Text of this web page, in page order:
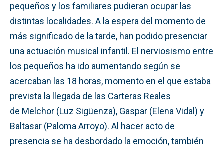
pequeños y los familiares pudieran ocupar las
distintas localidades. A la espera del momento de
más significado de la tarde, han podido presenciar
una actuación musical infantil. El nerviosismo entre
los pequeños ha ido aumentando según se
acercaban las 18 horas, momento en el que estaba
prevista la llegada de las Carteras Reales
de Melchor (Luz Sigüenza), Gaspar (Elena Vidal) y
Baltasar (Paloma Arroyo). Al hacer acto de
presencia se ha desbordado la emoción, también